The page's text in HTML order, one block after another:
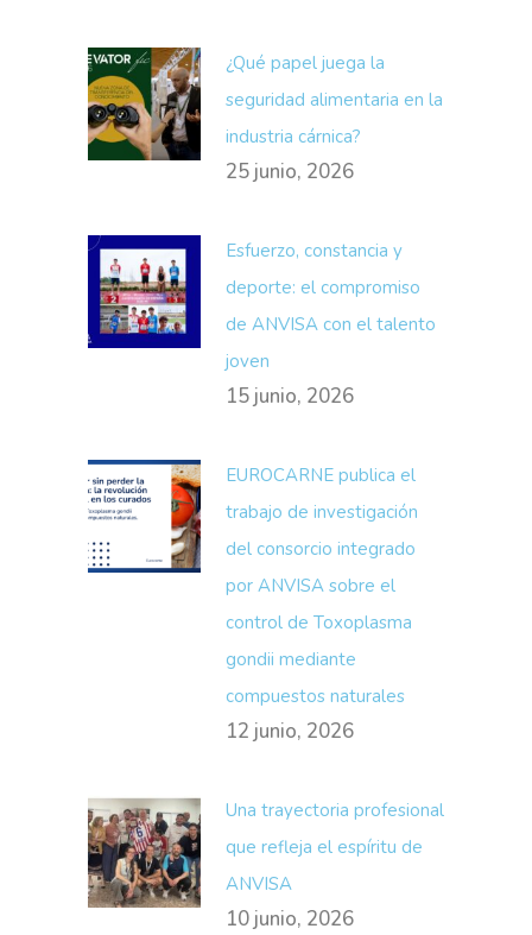
¿Qué papel juega la
seguridad alimentaria en la
industria cárnica?
25 junio, 2026
Esfuerzo, constancia y
deporte: el compromiso
de ANVISA con el talento
joven
15 junio, 2026
EUROCARNE publica el
trabajo de investigación
del consorcio integrado
por ANVISA sobre el
control de Toxoplasma
gondii mediante
compuestos naturales
12 junio, 2026
Una trayectoria profesional
que refleja el espíritu de
ANVISA
10 junio, 2026